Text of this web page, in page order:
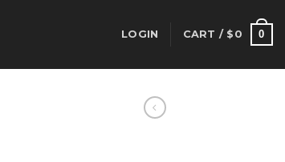
LOGIN CART / $ 0 0